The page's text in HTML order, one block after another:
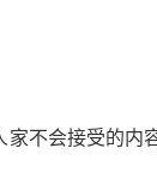
家不会接受的内